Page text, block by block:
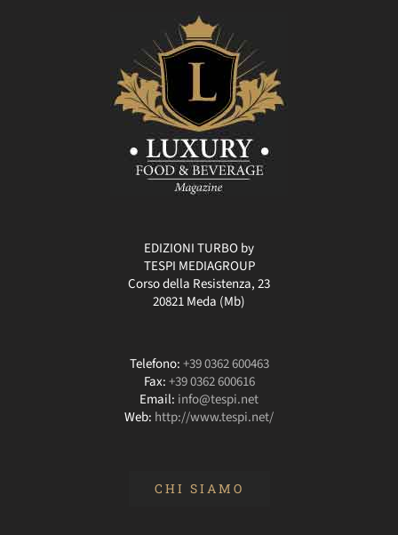
EDIZIONI TURBO by
TESPI MEDIAGROUP
Corso della Resistenza, 23
20821 Meda (Mb)
Telefono:+39 0362 600463
Fax:+39 0362 600616
Email: info@tespi.net
Web: http://www.tespi.net/
CHI SIAMO